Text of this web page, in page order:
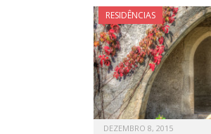
RESIDÊNCIAS
DEZEMBRO 8, 2015